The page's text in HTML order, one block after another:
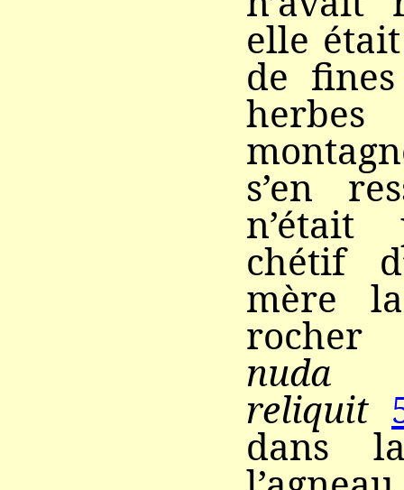
elle
de
s’en
n’était
chétif
mère
reliquit
dans